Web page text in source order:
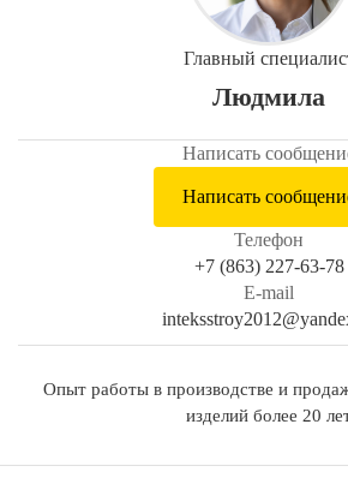
Главный
Людмила
Написать
Написать
Телефон
+7 (863) 227-63-78
E-mail
Опыт работы в производстве и
изделий более 20